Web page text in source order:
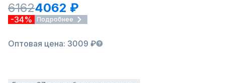
61624062 ₽
-34% Подробнее
Оптовая цена: 3009 ₽